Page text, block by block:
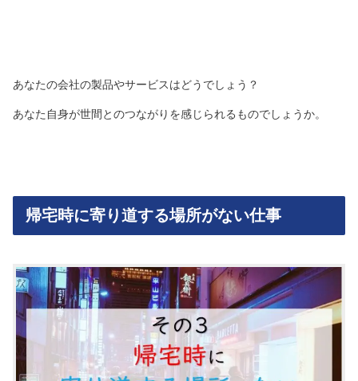
あなたの会社の製品やサービスはどうでしょう？
あなた自身が世間とのつながりを感じられるものでしょうか。
帰宅時に寄り道する場所がない仕事